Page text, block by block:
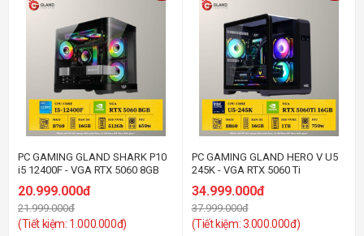
PC GAMING GLAND SHARK P10
i5 12400F - VGA RTX 5060 8GB
20.999.000đ
21.999.000đ
(Tiết kiệm: 1.000.000đ)
PC GAMING GLAND HERO V U5
245K - VGA RTX 5060 Ti
34.999.000đ
37.999.000đ
(Tiết kiệm: 3.000.000đ)